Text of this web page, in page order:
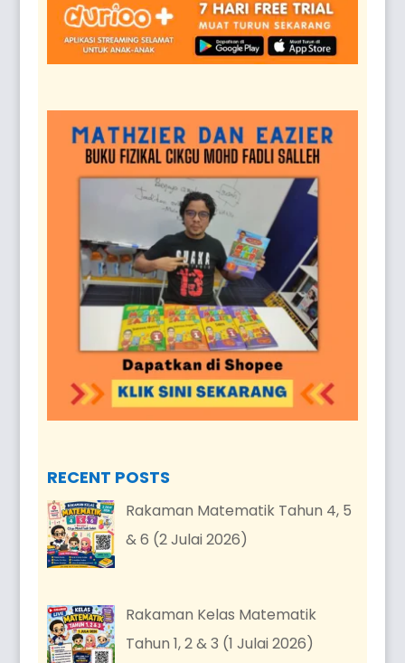
RECENT POSTS
Rakaman Matematik Tahun 4, 5
& 6 (2 Julai 2026)
Rakaman Kelas Matematik
Tahun 1, 2 & 3 (1 Julai 2026)